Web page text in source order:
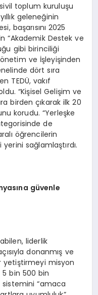
toplum kuruluşu
geleneğinin
başarısını 2025
“Akademik Destek ve
gibi birinciliği
ve İşleyişinden
dört sıra
TEDÜ, vakıf
“Kişisel Gelişim ve
birden çıkarak ilk 20
korudu. “Yerleşke
de
öğrencilerin
sağlamlaştırdı.
güvenle
liderlik
donanmış ve
yetiştirmeyi misyon
5 bin 500 bin
“amaca